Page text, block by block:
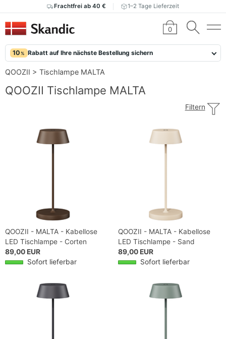
Frachtfrei ab 40 € 1–2 Tage Lieferzeit
0
10 % Rabatt auf Ihre nächste Bestellung sichern
QOOZII > Tischlampe MALTA
QOOZII Tischlampe MALTA
Filtern
QOOZII - MALTA - Kabellose
LED Tischlampe - Corten
89,00 EUR
Sofort lieferbar
QOOZII - MALTA - Kabellose
LED Tischlampe - Sand
89,00 EUR
Sofort lieferbar